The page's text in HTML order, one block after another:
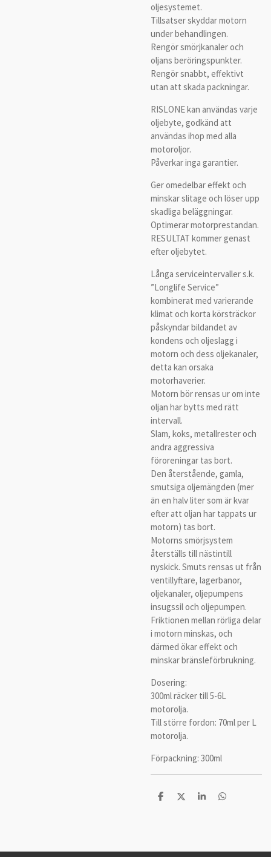
oljesystemet.
Tillsatser skyddar motorn
under behandlingen.
Rengör smörjkanaler och
oljans beröringspunkter.
Rengör snabbt, effektivt
utan att skada packningar.
RISLONE kan användas varje
oljebyte, godkänd att
användas ihop med alla
motoroljor.
Påverkar inga garantier.
Ger omedelbar effekt och
minskar slitage och löser upp
skadliga beläggningar.
Optimerar motorprestandan.
RESULTAT kommer genast
efter oljebytet.
Långa serviceintervaller s.k.
”Longlife Service”
kombinerat med varierande
klimat och korta körsträckor
påskyndar bildandet av
kondens och oljeslagg i
motorn och dess oljekanaler,
detta kan orsaka
motorhaverier.
Motorn bör rensas ur om inte
oljan har bytts med rätt
intervall.
Slam, koks, metallrester och
andra aggressiva
föroreningar tas bort.
Den återstående, gamla,
smutsiga oljemängden (mer
än en halv liter som är kvar
efter att oljan har tappats ur
motorn) tas bort.
Motorns smörjsystem
återställs till nästintill
nyskick. Smuts rensas ut från
ventillyftare, lagerbanor,
oljekanaler, oljepumpens
insugssil och oljepumpen.
Friktionen mellan rörliga delar
i motorn minskas, och
därmed ökar effekt och
minskar bränsleförbrukning.
Dosering:
300ml räcker till 5-6L
motorolja.
Till större fordon: 70ml per L
motorolja.
Förpackning: 300ml
D
D
d
D
D